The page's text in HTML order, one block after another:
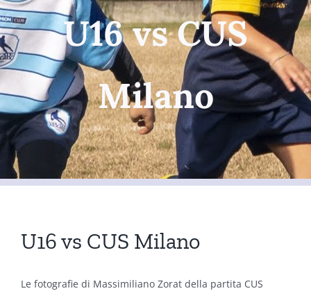
U16 vs CUS
Milano
U16 vs CUS Milano
Le fotografie di Massimiliano Zorat della partita CUS